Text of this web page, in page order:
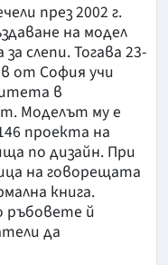
през 2002 г.
на модел
слепи. Тогава 23-
от София учи
в
Моделът му е
проекта на
по дизайн. При
на говорещата
книга.
ръбовете й
да